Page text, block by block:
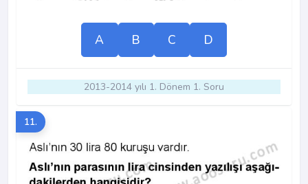
A B C D
2013-2014 yılı 1. Dönem 1. Soru
11.